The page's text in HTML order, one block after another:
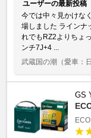
ユーザーの最新投稿
今では中々見かけな
場しました ラインナ
れでもRZ2よりちょ
ンチ7J+4 ...
武蔵国の潮 （愛車：
GS